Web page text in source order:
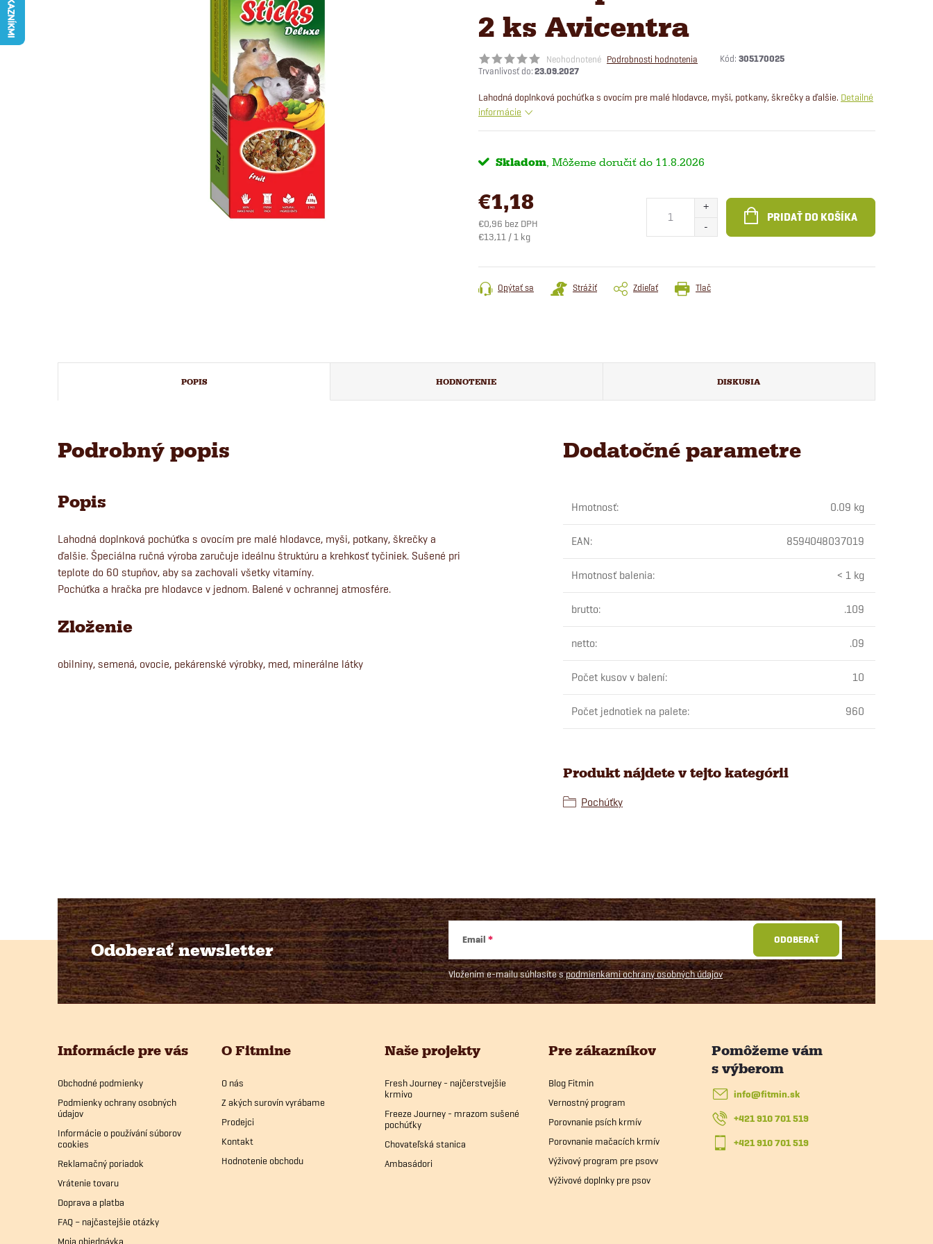
2 ks Avicentra
Neohodnotené Podrobnosti hodnotenia Kód: 305170025
23.09.2027
Lahodná doplnková pochúťka s ovocím pre malé hlodavce, myši, potkany, škrečky a ďalšie. Detailné
informácie
Skladom 11.8.2026
€1,18
€0,96 bez DPH
Jednotková
€13,11 / 1 kg
PRIDAŤ DO KOŠÍKA
Tlač
Opýtať sa Strážiť Zdieľať
POPIS HODNOTENIE DISKUSIA
Podrobný popis
Popis
Lahodná doplnková pochúťka s ovocím pre malé hlodavce, myši, potkany, škrečky a
ďalšie. Špeciálna ručná výroba zaručuje ideálnu štruktúru a krehkosť tyčiniek. Sušené pri
teplote do 60 stupňov, aby sa zachovali všetky vitamíny.
Pochúťka a hračka pre hlodavce v jednom. Balené v ochrannej atmosfére.
Zloženie
obilniny, semená, ovocie, pekárenské výrobky, med, minerálne látky
Dodatočné parametre
Hmotnosť: 0.09 kg
EAN: 8594048037019
Hmotnosť balenia: < 1 kg
brutto: .109
netto: .09
Počet kusov v balení: 10
Počet jednotiek na palete: 960
Produkt nájdete v tejto kategórii
Pochúťky
Odoberať newsletter
Email
Vložením e-mailu súhlasíte spodmienkami ochrany osobných údajov
ODOBERAŤ
Informácie pre vás
Obchodné podmienky
Podmienky ochrany osobných
údajov
Informácie o používání súborov
cookies
Reklamačný poriadok
Vrátenie tovaru
Doprava a platba
FAQ – najčastejšie otázky
Moja objednávka
O Fitmine
O nás
Z akých surovín vyrábame
Prodejci
Kontakt
Hodnotenie obchodu
Naše projekty
Fresh Journey - najčerstvejšie
krmivo
Freeze Journey - mrazom sušené
pochúťky
Chovateľská stanica
Ambasádori
Pre zákazníkov
Blog Fitmin
Vernostný program
Porovnanie psích krmív
Porovnanie mačacích krmív
Výživový program pre psovv
Výživové doplnky pre psov
info@fitmin.sk
+421 910 701 519
+421 910 701 519